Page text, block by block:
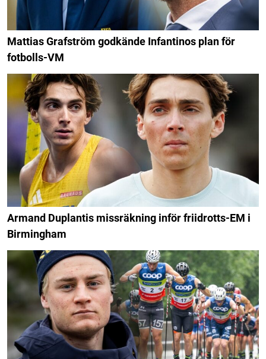
Mattias Grafström godkände Infantinos plan för
fotbolls-VM
Armand Duplantis missräkning inför friidrotts-EM i
Birmingham